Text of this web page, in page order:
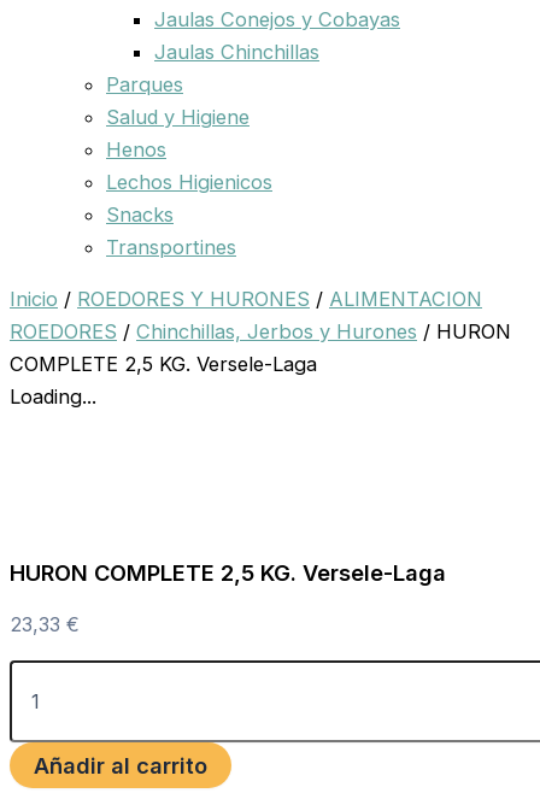
Jaulas Conejos y Cobayas
Jaulas Chinchillas
Parques
Salud y Higiene
Henos
Lechos Higienicos
Snacks
Transportines
Inicio / ROEDORES Y HURONES / ALIMENTACION
ROEDORES / Chinchillas, Jerbos y Hurones / HURON
COMPLETE 2,5 KG. Versele-Laga
Loading...
HURON COMPLETE 2,5 KG. Versele-Laga
23,33 €
Añadir al carrito